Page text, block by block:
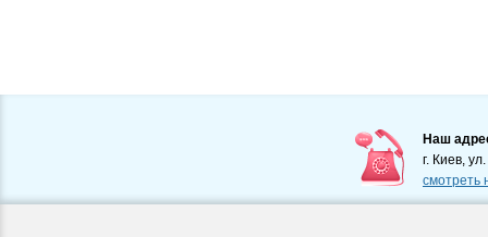
Наш
г. Киев,
смотреть